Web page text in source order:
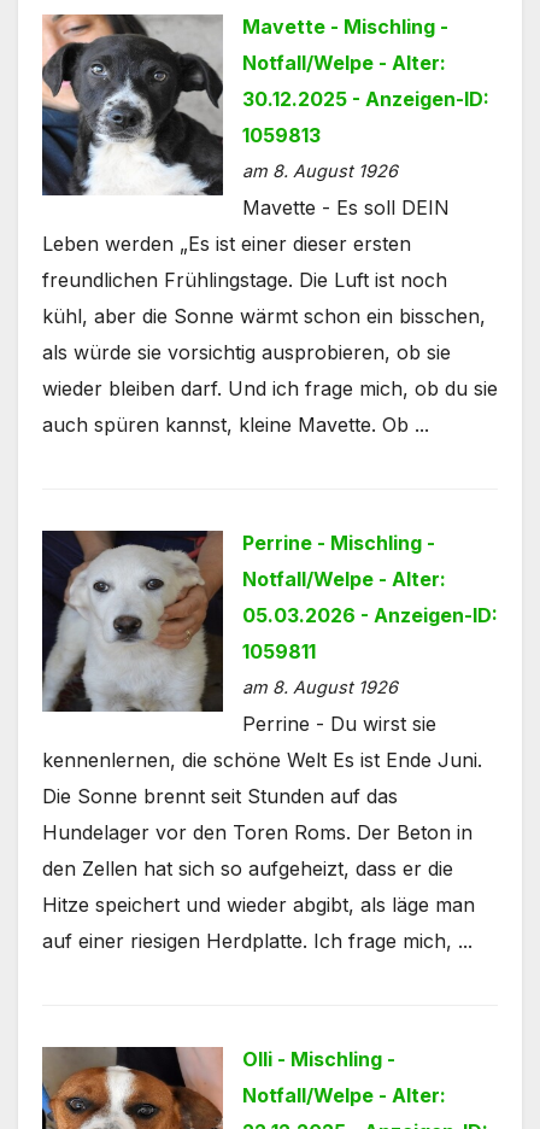
Mavette - Mischling -
Notfall/Welpe - Alter:
30.12.2025 - Anzeigen-ID:
1059813
am 8. August 1926
Mavette - Es soll DEIN
Leben werden „Es ist einer dieser ersten
freundlichen Frühlingstage. Die Luft ist noch
kühl, aber die Sonne wärmt schon ein bisschen,
als würde sie vorsichtig ausprobieren, ob sie
wieder bleiben darf. Und ich frage mich, ob du sie
auch spüren kannst, kleine Mavette. Ob ...
Perrine - Mischling -
Notfall/Welpe - Alter:
05.03.2026 - Anzeigen-ID:
1059811
am 8. August 1926
Perrine - Du wirst sie
kennenlernen, die schöne Welt Es ist Ende Juni.
Die Sonne brennt seit Stunden auf das
Hundelager vor den Toren Roms. Der Beton in
den Zellen hat sich so aufgeheizt, dass er die
Hitze speichert und wieder abgibt, als läge man
auf einer riesigen Herdplatte. Ich frage mich, ...
Olli - Mischling -
Notfall/Welpe - Alter: